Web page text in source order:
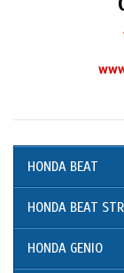
HONDA BEAT
HONDA BEAT
HONDA GENIO